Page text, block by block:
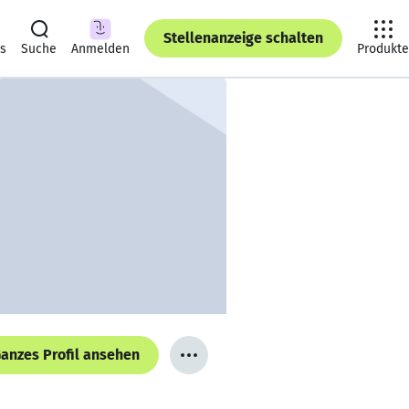
Suche Anmelden
Stellenanzeige schalten
Produkte
Profil ansehen